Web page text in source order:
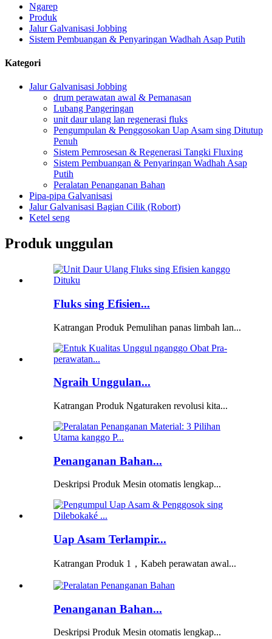
Ngarep
Produk
Jalur Galvanisasi Jobbing
Sistem Pembuangan & Penyaringan Wadhah Asap Putih
Kategori
Jalur Galvanisasi Jobbing
drum perawatan awal & Pemanasan
Lubang Pangeringan
unit daur ulang lan regenerasi fluks
Pengumpulan & Penggosokan Uap Asam sing Ditutup
Penuh
Sistem Pemrosesan & Regenerasi Tangki Fluxing
Sistem Pembuangan & Penyaringan Wadhah Asap
Putih
Peralatan Penanganan Bahan
Pipa-pipa Galvanisasi
Jalur Galvanisasi Bagian Cilik (Robort)
Ketel seng
Produk unggulan
Fluks sing Efisien...
Katrangan Produk Pemulihan panas limbah lan...
Ngraih Unggulan...
Katrangan Produk Ngaturaken revolusi kita...
Penanganan Bahan...
Deskripsi Produk Mesin otomatis lengkap...
Uap Asam Terlampir...
Katrangan Produk 1，Kabeh perawatan awal...
Penanganan Bahan...
Deskripsi Produk Mesin otomatis lengkap...